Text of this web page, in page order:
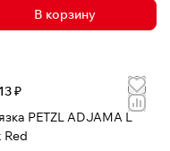
В корзину
₽
PETZL ADJAMA L
Red